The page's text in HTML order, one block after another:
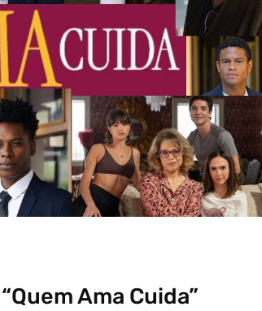
Ama Cuida”